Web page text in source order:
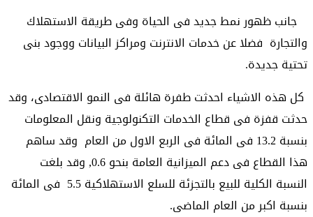
جانب ظهور نمط جديد فى الحياة وفى طريقة الاستهلاك
والتجارة فضلا عن خدمات الانترنت ومراكز البيانات ووجود بنى
تحتية جديدة.
كل هذه الاشياء احدثت طفرة هائلة فى النمو الاقتصادى، وقد
حدثت قفزة فى قطاع الخدمات التكنولوجية ونقل المعلومات
بنسبة 13.2 فى المائة فى الربع الاول من العام وقد ساهم
هذا القطاع فى دعم الميزانية العامة بنحو 0.6, وقد بلغت
النسبة الكلية للبيع بالتجزئة للسلع الاستهلاكية 5.5 فى المائة
بنسبة اكبر من العام الماضى.